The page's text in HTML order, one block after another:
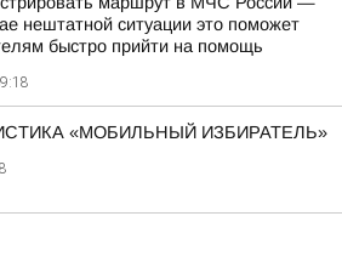
нештатной ситуации это поможет
быстро прийти на помощь
«МОБИЛЬНЫЙ ИЗБИРАТЕЛЬ»